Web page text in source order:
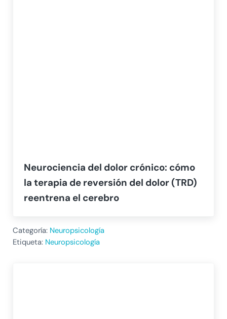
Neurociencia del dolor crónico: cómo
la terapia de reversión del dolor (TRD)
reentrena el cerebro
Categoría: Neuropsicología
Etiqueta: Neuropsicología